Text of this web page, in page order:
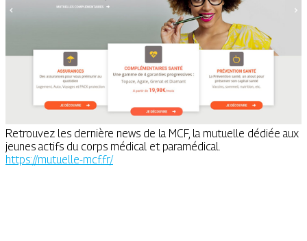
Retrouvez les dernière news de la MCF, la mutuelle dédiée aux
jeunes actifs du corps médical et paramédical.
https://mutuelle-mcf.fr/